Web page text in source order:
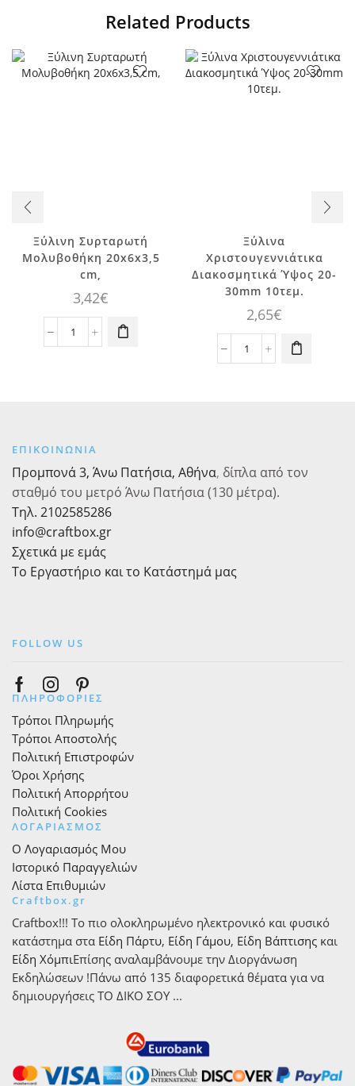
Related Products
Ξύλινη Συρταρωτή
Μολυβοθήκη 20x6x3,5
cm,
3,42€
Ξύλινη
Ξύλινα
Xριστουγεννιάτικα
Διακοσμητικά Ύψος 20-
30mm 10τεμ.
2,65€
Ξύλινα
ποσότητα
ΕΠΙΚΟΙΝΩΝΙΑ
Προμπονά 3, Άνω Πατήσια, Αθήνα, δίπλα από τον
σταθμό του μετρό Άνω Πατήσια (130 μέτρα).
Τηλ. 2102585286
info@craftbox.gr
Σχετικά με εμάς
Το Εργαστήριο και το Κατάστημά μας
FOLLOW US
Facebook
Instagram
Pinterest
ΠΛΗΡΟΦΟΡΙΕΣ
Τρόποι Πληρωμής
Τρόποι Αποστολής
Πολιτική Επιστροφών
Όροι Χρήσης
Πολιτική Απορρήτου
Πολιτική Cookies
ΛΟΓΑΡΙΑΣΜΟΣ
Ο Λογαριασμός Μου
Ιστορικό Παραγγελιών
Λίστα Επιθυμιών
Craftbox.gr
Craftbox!!! Το πιο ολοκληρωμένο ηλεκτρονικό και φυσικό
κατάστημα στα Είδη Πάρτυ, Είδη Γάμου, Είδη Βάπτισης και
Είδη ΧόμπιΕπίσης αναλαμβάνουμε την Διοργάνωση
Εκδηλώσεων !Πάνω από 135 διαφορετικά θέματα για να
δημιουργήσεις ΤΟ ΔΙΚΟ ΣΟΥ ...